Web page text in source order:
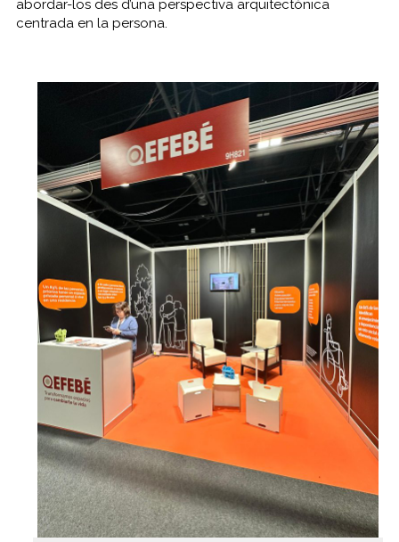
abordar-los des d’una perspectiva arquitectònica
centrada en la persona.